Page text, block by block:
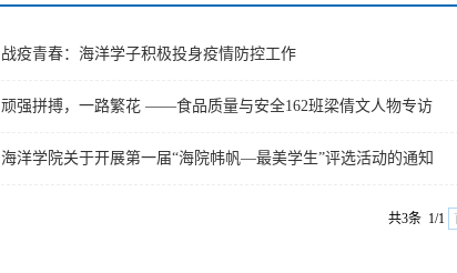
战疫青春：海洋学子积极投身疫情防控工作
顽强拼搏，一路繁花 ——食品质量与安全162班梁倩文人物专访
海洋学院关于开展第一届“海院帏帆—最美学生”评选活动的通知
共3条 1/1